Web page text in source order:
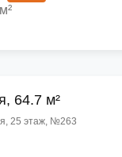
64.7 м²
25 этаж, №263